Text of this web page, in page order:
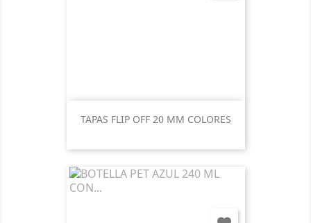
TAPAS FLIP OFF 20 MM COLORES